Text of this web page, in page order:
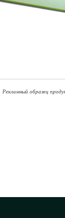
Рекламный образец